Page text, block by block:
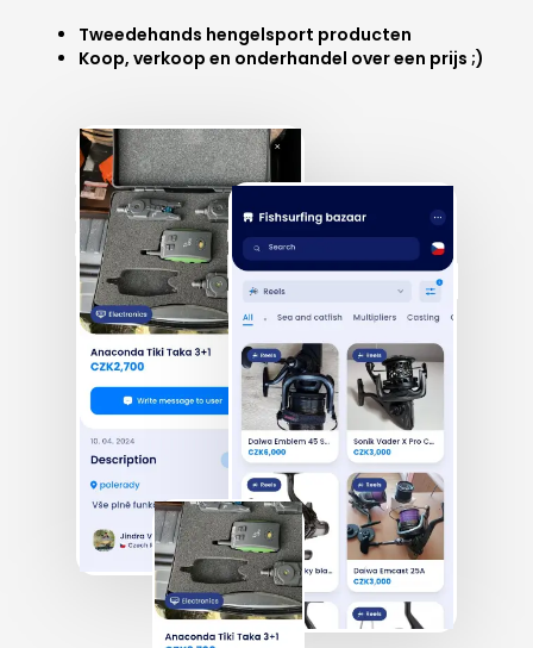
Tweedehands hengelsport producten
Koop, verkoop en onderhandel over een prijs ;)